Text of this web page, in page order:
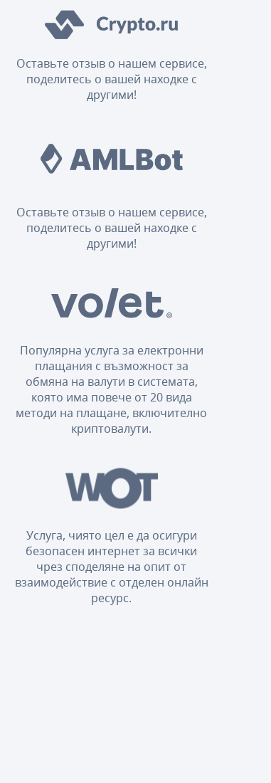
Оставьте отзыв о нашем сервисе,
поделитесь о вашей находке с
другими!
Оставьте отзыв о нашем сервисе,
поделитесь о вашей находке с
другими!
Популярна услуга за електронни
плащания с възможност за
обмяна на валути в системата,
която има повече от 20 вида
методи на плащане, включително
криптовалути.
Услуга, чиято цел е да осигури
безопасен интернет за всички
чрез споделяне на опит от
взаимодействие с отделен онлайн
ресурс.